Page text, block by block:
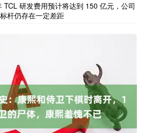
TCL 研发费用预计将达到 150 亿元，公司
杆仍存在一定差距